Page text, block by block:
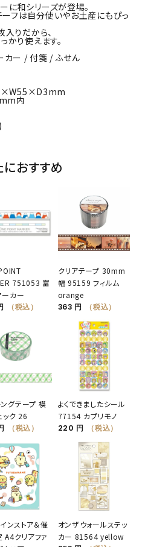
に和シリーズが登場。
フは自分使いやお土産にもぴっ
りだから、
かり使えます。
カー / 付箋 / ふせん
内
におすすめ
751053 富
カー
（税込）
クリアテープ 30mm
幅 95159 フィルム
orange
363 円 （税込）
グテープ 模
ック 26
（税込）
よくできましたシール
77154 カプリモノ
220 円 （税込）
ンストア＆催
A4クリアファ
オンザウォールステッ
カー 81564 yellow